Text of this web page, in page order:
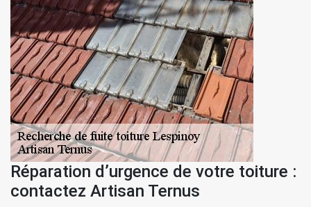
Réparation d’urgence de votre toiture :
contactez Artisan Ternus